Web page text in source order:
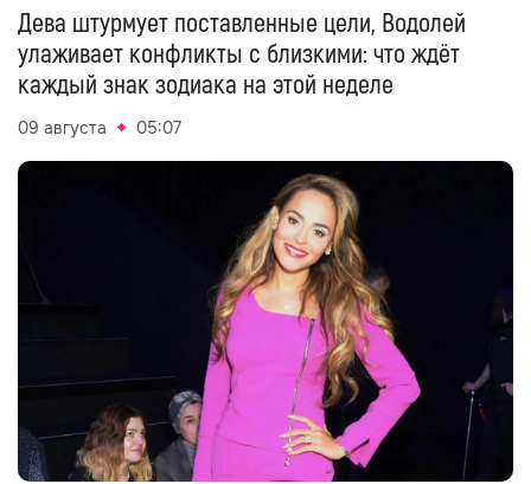
Дева штурмует поставленные цели, Водолей
улаживает конфликты с близкими: что ждёт
каждый знак зодиака на этой неделе
09 августа 05:07